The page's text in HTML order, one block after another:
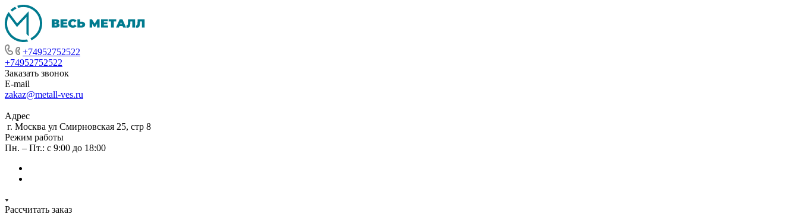
+74952752522
+74952752522
Заказать звонок
E-mail
zakaz@metall-ves.ru
Адрес
г. Москва ул Смирновская 25, стр 8
Режим работы
Пн. – Пт.: с 9:00 до 18:00
Рассчитать заказ